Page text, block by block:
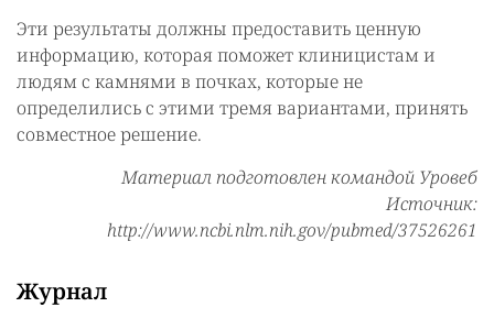
Эти результаты должны предоставить ценную
информацию, которая поможет клиницистам и
людям с камнями в почках, которые не
определились с этими тремя вариантами, принять
совместное решение.
Материал подготовлен командой Уровеб
Источник:
http://www.ncbi.nlm.nih.gov/pubmed/37526261
Журнал